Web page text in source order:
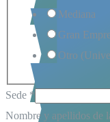
Mediana
Gran
Otro
Sede *
Nombre y apellidos de